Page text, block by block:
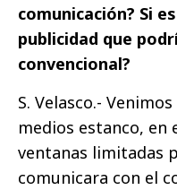
comunicación? Si
publicidad que
convencional?
S. Velasco.-
medios estanco, en
ventanas limitadas
comunicara con el